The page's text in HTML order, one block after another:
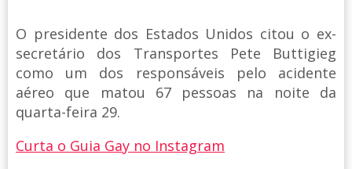
O presidente dos Estados Unidos citou o ex-
secretário dos Transportes Pete Buttigieg
como um dos responsáveis pelo acidente
aéreo que matou 67 pessoas na noite da
quarta-feira 29.
Curta o Guia Gay no Instagram